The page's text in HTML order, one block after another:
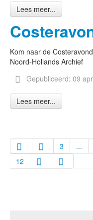
Lees meer...
Kom naar de
Noord-Hollands Archief
Gepubliceerd: 09
Lees meer...
3
...
12